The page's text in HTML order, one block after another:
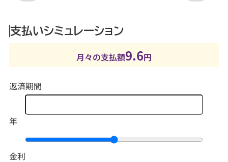
支払いシミュレーション
月々の支払額9.6円
返済期間
年
金利